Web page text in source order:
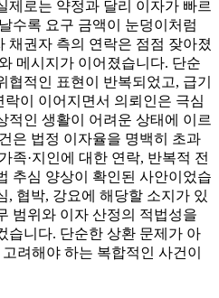
제로는 약정과 달리 이자가 빠르
수록 요구 금액이 눈덩이처럼
채권자 측의 연락은 점점 잦아졌
메시지가 이어졌습니다. 단순
적인 표현이 반복되었고, 급기
이 이어지면서 의뢰인은 극심
적인 생활이 어려운 상태에 이르
은 법정 이자율을 명백히 초과
족·지인에 대한 연락, 반복적 전
추심 양상이 확인된 사안이었습
, 협박, 강요에 해당할 소지가 있
범위와 이자 산정의 적법성을
습니다. 단순한 상환 문제가 아
려해야 하는 복합적인 사건이